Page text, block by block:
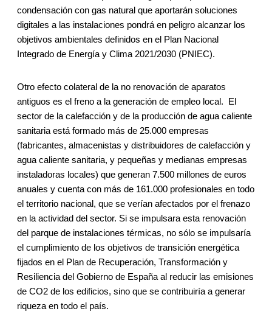
condensación con gas natural que aportarán soluciones
digitales a las instalaciones pondrá en peligro alcanzar los
objetivos ambientales definidos en el Plan Nacional
Integrado de Energía y Clima 2021/2030 (PNIEC).
Otro efecto colateral de la no renovación de aparatos
antiguos es el freno a la generación de empleo local. El
sector de la calefacción y de la producción de agua caliente
sanitaria está formado más de 25.000 empresas
(fabricantes, almacenistas y distribuidores de calefacción y
agua caliente sanitaria, y pequeñas y medianas empresas
instaladoras locales) que generan 7.500 millones de euros
anuales y cuenta con más de 161.000 profesionales en todo
el territorio nacional, que se verían afectados por el frenazo
en la actividad del sector. Si se impulsara esta renovación
del parque de instalaciones térmicas, no sólo se impulsaría
el cumplimiento de los objetivos de transición energética
fijados en el Plan de Recuperación, Transformación y
Resiliencia del Gobierno de España al reducir las emisiones
de CO2 de los edificios, sino que se contribuiría a generar
riqueza en todo el país.